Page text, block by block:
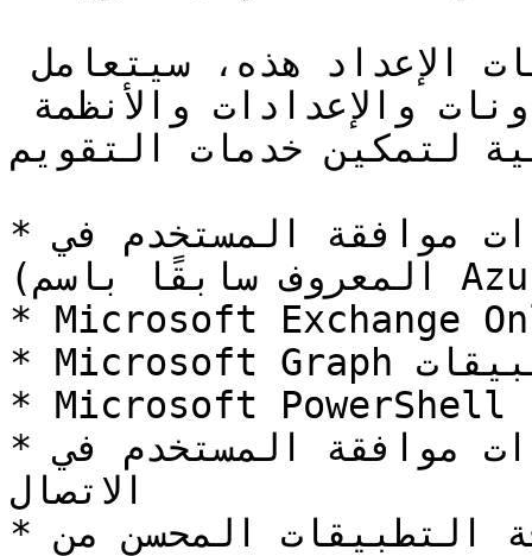
لتمكين خدمات التقويم:
* إعدادات موافقة المستخدم في Microsoft Entra ID
(المعروف سابقًا باسم Azure الدليل النشط)
* Microsoft Exchange
* Microsoft Graph واجهة برمجة التطبيقات (MGAPI)
* Microsoft PowerShell
* إعدادات موافقة المستخدم في Zoom للتقويم وجهة
الاتصال
* موصل واجهة برمجة التطبيقات المحسن من Zoom